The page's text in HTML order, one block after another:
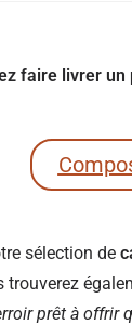
faire livrer
sélection de
trouverez
prêt à offrir